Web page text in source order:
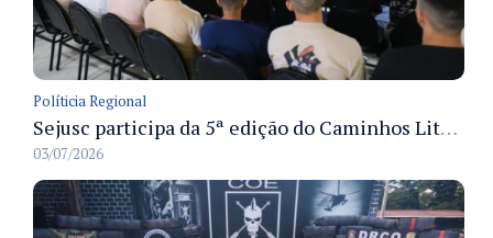
Políticia Regional
Sejusc participa da 5ª edição do Caminhos Literários com foco na cultura hip-hop nas unidades socioeducativas
03/07/2026